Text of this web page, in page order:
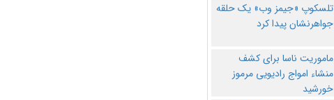
تلسکوپ «جیمز وب» یک حلقه
جواهرنشان پیدا کرد
ماموریت ناسا برای کشف
منشاء امواج رادیویی مرموز
خورشید